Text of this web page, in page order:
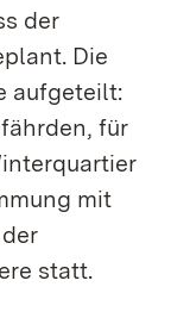
der
Die
aufgeteilt:
für
mit
statt.